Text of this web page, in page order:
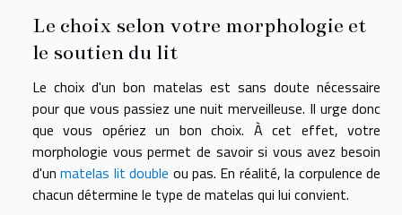
Le choix selon votre morphologie et
le soutien du lit
Le choix d'un bon matelas est sans doute nécessaire
pour que vous passiez une nuit merveilleuse. Il urge donc
que vous opériez un bon choix. À cet effet, votre
morphologie vous permet de savoir si vous avez besoin
d'unmatelas lit double ou pas. En réalité, la corpulence de
chacun détermine le type de matelas qui lui convient.